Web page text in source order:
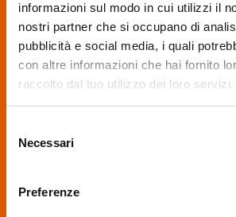
informazioni sul modo in cui utilizzi il
nostri partner che si occupano di
pubblicità e social media, i quali
con altre informazioni che hai fornito
raccolto dal tuo utilizzo dei loro servizi.
process your information.
delNecessari
Preferenze
CORSO SALDATORE TIG
COMPLETO
Completo GTAW 96h pratica + 20h
+ Saldatrice in Omaggio
CORSO SALDATORE TIG
Completo GTAW 112h pratica + 25h